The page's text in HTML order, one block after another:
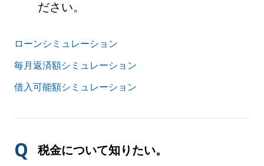
ださい。
ローンシミュレーション
毎月返済額シミュレーション
借入可能額シミュレーション
税金について知りたい。